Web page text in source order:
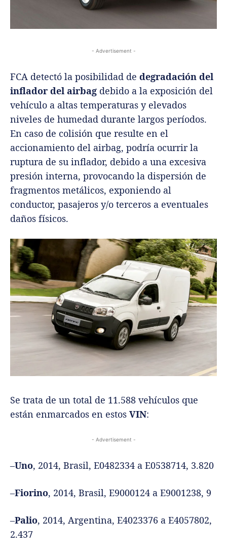
- Advertisement -
FCA detectó la posibilidad de degradación del
inflador del airbag debido a la exposición del
vehículo a altas temperaturas y elevados
niveles de humedad durante largos períodos.
En caso de colisión que resulte en el
accionamiento del airbag, podría ocurrir la
ruptura de su inflador, debido a una excesiva
presión interna, provocando la dispersión de
fragmentos metálicos, exponiendo al
conductor, pasajeros y/o terceros a eventuales
daños físicos.
Se trata de un total de 11.588 vehículos que
están enmarcados en estos VIN:
- Advertisement -
–Uno, 2014, Brasil, E0482334 a E0538714, 3.820
–Fiorino, 2014, Brasil, E9000124 a E9001238, 9
–Palio, 2014, Argentina, E4023376 a E4057802,
2.437